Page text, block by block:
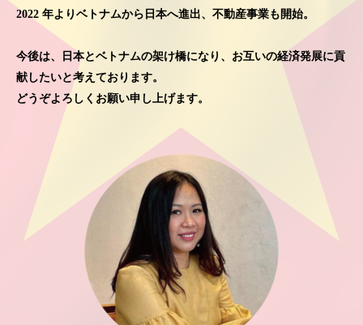
2022 年よりベトナムから日本へ進出、不動産事業も開始。
今後は、日本とベトナムの架け橋になり、お互いの経済発展に貢
献したいと考えております。
どうぞよろしくお願い申し上げます。